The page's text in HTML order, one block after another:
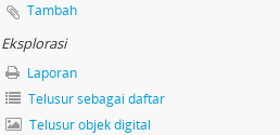
Tambah
Eksplorasi
Laporan
Telusur sebagai daftar
Telusur objek digital